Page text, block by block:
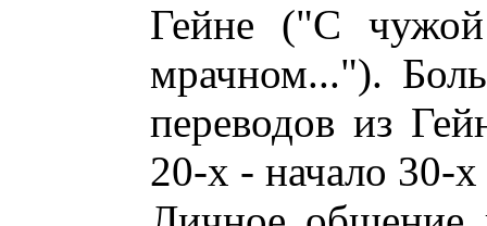
Гейне ("С
мрачном...").
переводов из
20-х - начало 30-х